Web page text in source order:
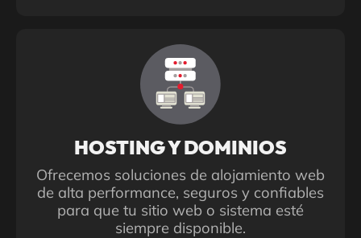
HOSTING Y DOMINIOS
Ofrecemos soluciones de alojamiento web
de alta performance, seguros y confiables
para que tu sitio web o sistema esté
siempre disponible.